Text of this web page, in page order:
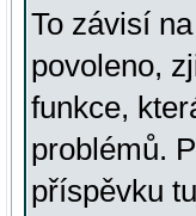
To závisí
povoleno,
funkce,
problémů.
příspěvku